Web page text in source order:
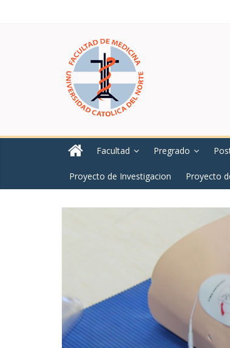
Facultad Pregrado
Proyecto de Investigacion Proyecto